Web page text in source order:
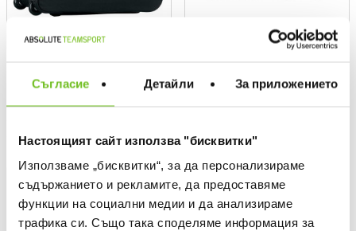
Съгласие Детайли За приложението
Настоящият сайт използва "бисквитки"
Използваме „бисквитки“, за да персонализираме
съдържанието и рекламите, да предоставяме
функции на социални медии и да анализираме
трафика си. Също така споделяме информация за
PRO BAG
Текуща цена:
63,81 €/124,80 BGN
Спестявате:
42,54 €
4ATHLTS Duffel Bag Medium